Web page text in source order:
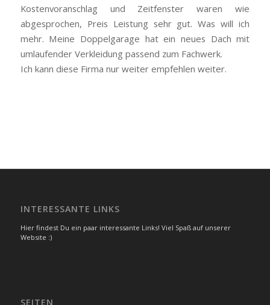
Kostenvoranschlag und Zeitfenster waren wie
abgesprochen, Preis Leistung sehr gut. Was will ich
mehr. Meine Doppelgarage hat ein neues Dach mit
umlaufender Verkleidung passend zum Fachwerk.
Ich kann diese Firma nur weiter empfehlen weiter.
INTERESSANTE LINKS
Hier findest Du ein paar interessante Links! Viel Spaß auf unserer
Website :)
SEITEN